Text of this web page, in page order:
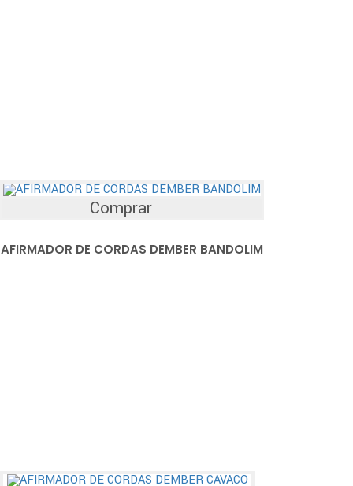
Comprar
AFIRMADOR DE CORDAS DEMBER BANDOLIM